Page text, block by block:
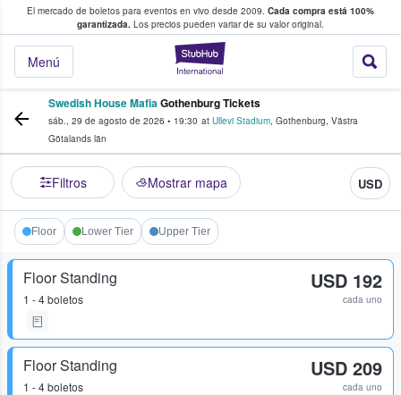
El mercado de boletos para eventos en vivo desde 2009. Cada compra está 100%
garantizada. Los precios pueden variar de su valor original.
StubHub: donde
Menú
fans compran y venden boletos
Swedish House MafiaGothenburg Tickets
sáb., 29 de agosto de 2026 • 19:30 at Ullevi Stadium, Gothenburg, Västra
Götalands län
Filtros Mostrar mapa USD
Floor Lower Tier Upper Tier
Floor Standing
1 - 4 boletos
USD 192
cada uno
Floor Standing
1 - 4 boletos
USD 209
cada uno